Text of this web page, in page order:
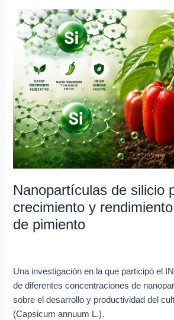
Nanopartículas de silicio
crecimiento y
de pimiento
Una investigación en la que participó el
de diferentes concentraciones de
sobre el desarrollo y productividad del
(Capsicum annuum L.).
Nanopartículas
de
silicio
potencian
crecimiento
y
rendimiento
del
cultivo
de
pimiento